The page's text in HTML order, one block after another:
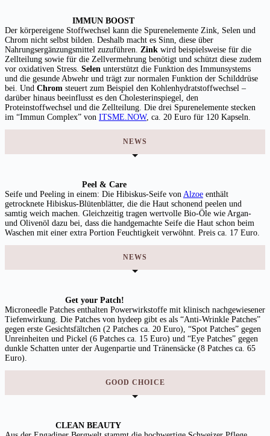
IMMUN BOOST
Der körpereigene Stoffwechsel kann die Spurenelemente Zink, Selen und
Chrom nicht selbst bilden. Deshalb macht es Sinn, diese über
Nahrungsergänzungsmittel zuzuführen. Zink wird beispielsweise für die
Zellteilung sowie für die Zellvermehrung benötigt und schützt diese zudem
vor oxidativen Stress. Selen unterstützt die Funktion des Immunsystems
und die gesunde Abwehr und trägt zur normalen Funktion der Schilddrüse
bei. Und Chrom steuert zum Beispiel den Kohlenhydratstoffwechsel –
darüber hinaus beeinflusst es den Cholesterinspiegel, den
Proteinstoffwechsel und die Zellteilung. Die drei Spurenelemente stecken
im “Immun Complex” von ITSME.NOW, ca. 20 Euro für 120 Kapseln.
NEWS
Peel & Care
Seife und Peeling in einem: Die Hibiskus-Seife von Alzoe enthält
getrocknete Hibiskus-Blütenblätter, die die Haut schonend peelen und
samtig weich machen. Gleichzeitig tragen wertvolle Bio-Öle wie Argan-
und Olivenöl dazu bei, dass die handgemachte Seife die Haut schon beim
Waschen mit einer extra Portion Feuchtigkeit verwöhnt. Preis ca. 17 Euro.
NEWS
Get your Patch!
Microneedle Patches enthalten Powerwirkstoffe mit klinisch nachgewiesener
Tiefenwirkung. Die Patches von hydeep gibt es als “Anti-Wrinkle Patches”
gegen erste Gesichtsfältchen (2 Patches ca. 20 Euro), “Spot Patches” gegen
Unreinheiten und Pickel (6 Patches ca. 15 Euro) und “Eye Patches” gegen
dunkle Schatten unter der Augenpartie und Tränensäcke (8 Patches ca. 65
Euro).
GOOD CHOICE
CLEAN BEAUTY